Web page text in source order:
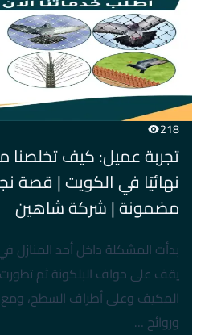
218
تجربة عميل: كيف
نهائيًا في الكويت | قصة
مضمونة | شركة شاهين
بدأت المشكلة داخل أحد المنازل
يقف على حواف البلكونة ثم
المكيف وعلى أطراف السطح،
وروائح …